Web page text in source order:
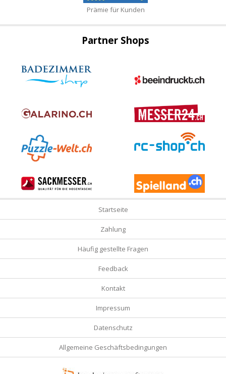
Prämie für Kunden
Partner Shops
Startseite
Zahlung
Häufig gestellte Fragen
Feedback
Kontakt
Impressum
Datenschutz
Allgemeine Geschäftsbedingungen